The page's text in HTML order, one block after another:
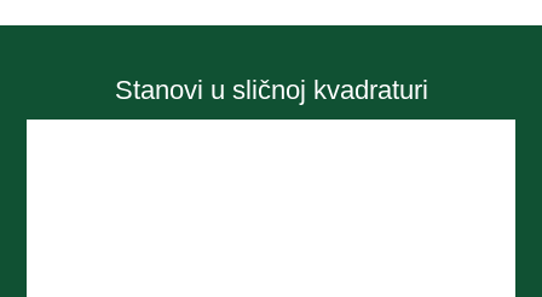
Stanovi u sličnoj kvadraturi